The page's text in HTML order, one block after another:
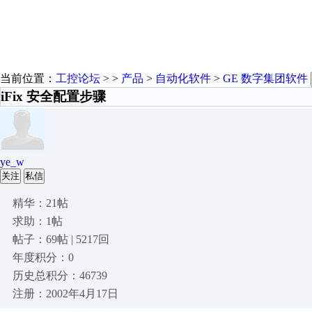
当前位置： 工控论坛 > > 产品 > 自动化软件 > GE 数字集团软件
iFix 安全配置步骤
ye_w
关注 私信
精华：21帖
求助：1帖
帖子：69帖 | 5217回
年度积分：0
历史总积分：46739
注册：2002年4月17日